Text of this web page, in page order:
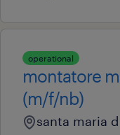
operational
montatore
(m/f/nb)
santa maria